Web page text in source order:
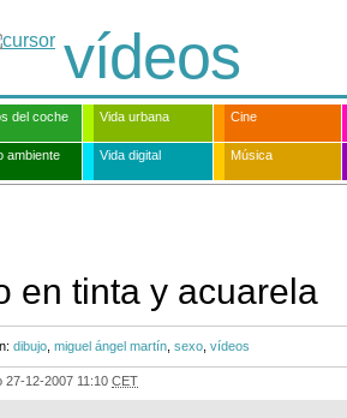
vídeos
del coche Vida urbana Cine
ambiente Vida digital Música
en tinta y acuarela
dibujo miguel ángel martín sexo vídeos
27-12-2007 11:10 CET